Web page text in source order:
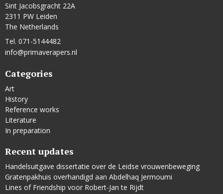
Sint Jacobsgracht 22A
2311 PW Leiden
The Netherlands
Tel. 071-5144482
info@primaverapers.nl
Categories
Art
History
Reference works
Literature
In preparation
Recent updates
Handelsuitgave dissertatie over de Leidse vrouwenbeweging
Gratenpakhuis overhandigd aan Abdelhaq Jermoumi
Lines of Friendship voor Robert-Jan te Rijdt